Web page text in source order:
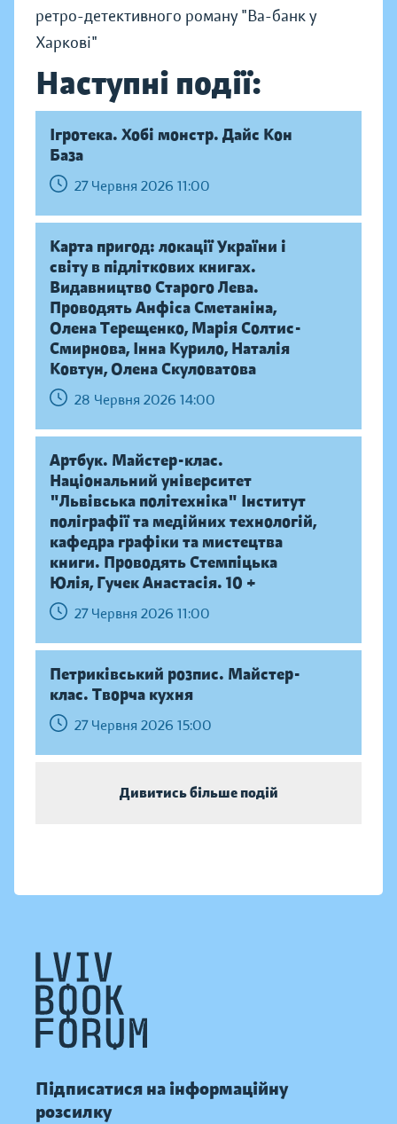
ретро-детективного роману "Ва-банк у
Харкові"
Наступні події:
Ігротека. Хобі монстр. Дайс Кон
База
27 Червня 2026 11:00
Карта пригод: локації України і
світу в підліткових книгах.
Видавництво Старого Лева.
Проводять Анфіса Сметаніна,
Олена Терещенко, Марія Солтис-
Смирнова, Інна Курило, Наталія
Ковтун, Олена Скуловатова
28 Червня 2026 14:00
Артбук. Майстер-клас.
Національний університет
"Львівська політехніка" Інститут
поліграфії та медійних технологій,
кафедра графіки та мистецтва
книги. Проводять Стемпіцька
Юлія, Гучек Анастасія. 10 +
27 Червня 2026 11:00
Петриківський розпис. Майстер-
клас. Творча кухня
27 Червня 2026 15:00
Дивитись більше подій
Підписатися на інформаційну
розсилку